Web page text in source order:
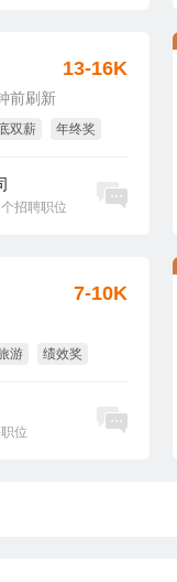
前刷新
双薪
年终奖
个招聘职位
13-16K
游
绩效奖
位
7-10K